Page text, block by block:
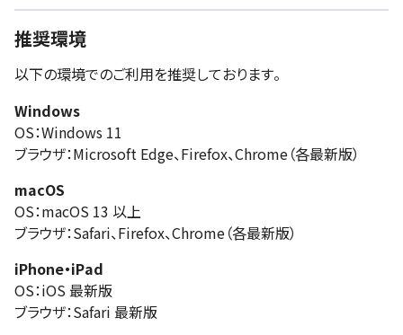
推奨環境
以下の環境でのご利用を推奨しております。
Windows
OS：Windows 11
ブラウザ：Microsoft Edge、Firefox、Chrome（各最新版）
macOS
OS：macOS 13 以上
ブラウザ：Safari、Firefox、Chrome（各最新版）
iPhone・iPad
OS：iOS 最新版
ブラウザ：Safari 最新版